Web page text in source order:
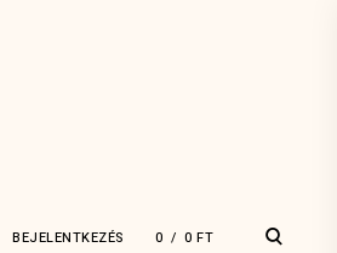
BEJELENTKEZÉS 0 0 FT
open